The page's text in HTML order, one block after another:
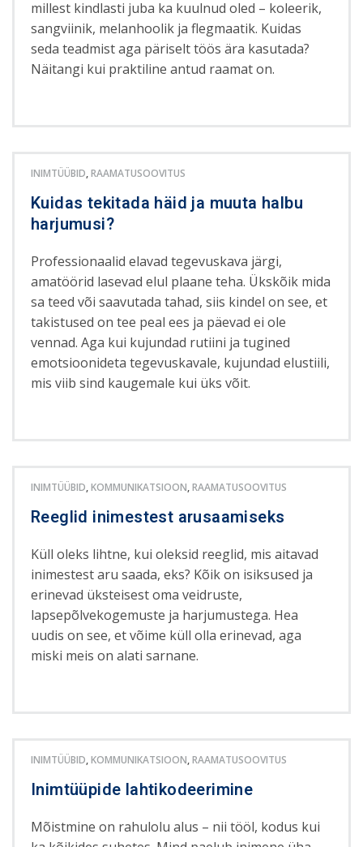
millest kindlasti juba ka kuulnud oled – koleerik,
sangviinik, melanhoolik ja flegmaatik. Kuidas
seda teadmist aga päriselt töös ära kasutada?
Näitangi kui praktiline antud raamat on.
INIMTÜÜBID,RAAMATUSOOVITUS
Kuidas tekitada häid ja muuta halbu
harjumusi?
Professionaalid elavad tegevuskava järgi,
amatöörid lasevad elul plaane teha. Ükskõik mida
sa teed või saavutada tahad, siis kindel on see, et
takistused on tee peal ees ja päevad ei ole
vennad. Aga kui kujundad rutiini ja tugined
emotsioonideta tegevuskavale, kujundad elustiili,
mis viib sind kaugemale kui üks võit.
INIMTÜÜBID,KOMMUNIKATSIOON,RAAMATUSOOVITUS
Reeglid inimestest arusaamiseks
Küll oleks lihtne, kui oleksid reeglid, mis aitavad
inimestest aru saada, eks? Kõik on isiksused ja
erinevad üksteisest oma veidruste,
lapsepõlvekogemuste ja harjumustega. Hea
uudis on see, et võime küll olla erinevad, aga
miski meis on alati sarnane.
INIMTÜÜBID,KOMMUNIKATSIOON,RAAMATUSOOVITUS
Inimtüüpide lahtikodeerimine
Mõistmine on rahulolu alus – nii tööl, kodus kui